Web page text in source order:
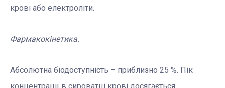
крові або електроліти.
Фармакокінетика.
Абсолютна біодоступність – приблизно 25 %. Пік